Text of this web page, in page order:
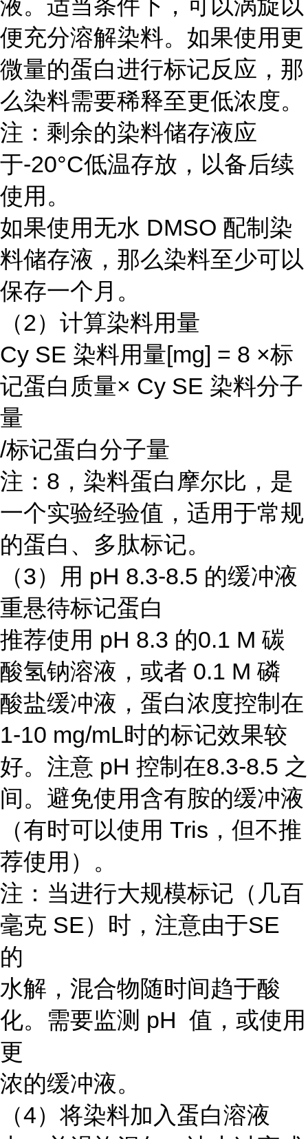
液。适当条件下，可以涡旋以
便充分溶解染料。如果使用更
微量的蛋白进行标记反应，那
么染料需要稀释至更低浓度。
注：剩余的染料储存液应
于-20°C低温存放，以备后续
使用。
如果使用无水 DMSO 配制染
料储存液，那么染料至少可以
保存一个月。
（2）计算染料用量
Cy SE 染料用量[mg] = 8 ×标
记蛋白质量× Cy SE 染料分子
量
/标记蛋白分子量
注：8，染料蛋白摩尔比，是
一个实验经验值，适用于常规
的蛋白、多肽标记。
（3）用 pH 8.3-8.5 的缓冲液
重悬待标记蛋白
推荐使用 pH 8.3 的0.1 M 碳
酸氢钠溶液，或者 0.1 M 磷
酸盐缓冲液，蛋白浓度控制在
1-10 mg/mL时的标记效果较
好。注意 pH 控制在8.3-8.5 之
间。避免使用含有胺的缓冲液
（有时可以使用 Tris，但不推
荐使用）。
注：当进行大规模标记（几百
毫克 SE）时，注意由于SE
的
水解，混合物随时间趋于酸
化。需要监测 pH 值，或使用
更
浓的缓冲液。
（4）将染料加入蛋白溶液